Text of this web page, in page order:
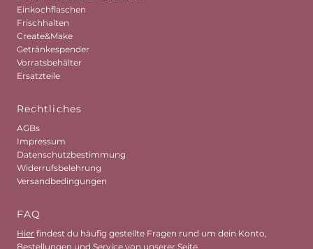
Einkochflaschen
Frischhalten
Create&Make
Getränkespender
Vorratsbehälter
Ersatzteile
Rechtliches
AGBs
Impressum
Datenschutzbestimmung
Widerrufsbelehrung
Versandbedingungen
FAQ
Hier findest du häufig gestellte Fragen rund um dein Konto,
Bestellungen und Service von unserer Seite